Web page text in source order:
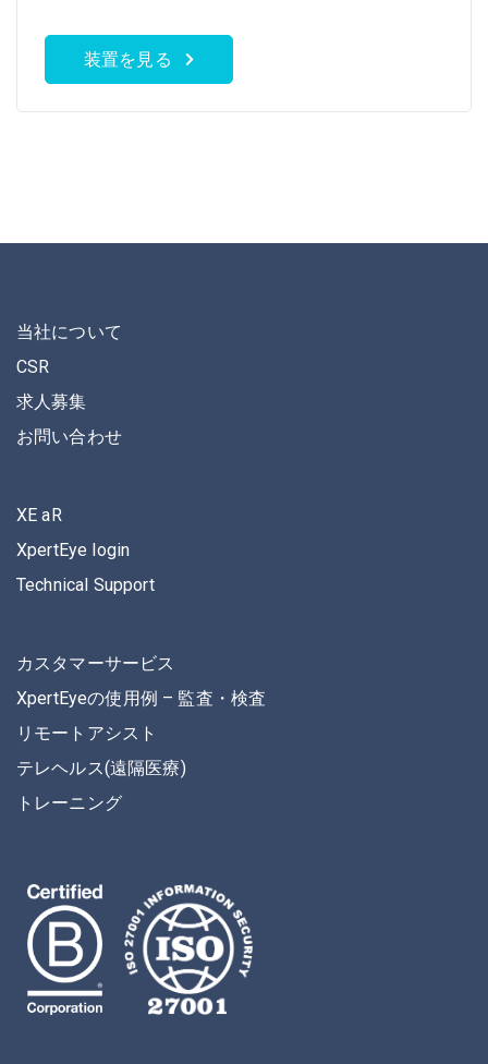
装置を見る
当社について
CSR
求人募集
お問い合わせ
XE aR
XpertEye login
Technical Support
カスタマーサービス
XpertEyeの使用例 – 監査・検査
リモートアシスト
テレヘルス(遠隔医療)
トレーニング